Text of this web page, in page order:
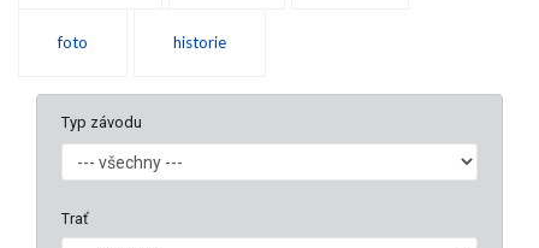
foto historie
Typ závodu
Trať